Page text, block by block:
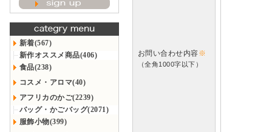
新着(567)
新作オススメ商品(406)
食品(238)
コスメ・アロマ(40)
アフリカのかご(2239)
バッグ・かごバッグ(2071)
服飾小物(399)
お問い合わせ内容※
（全角1000字以下）